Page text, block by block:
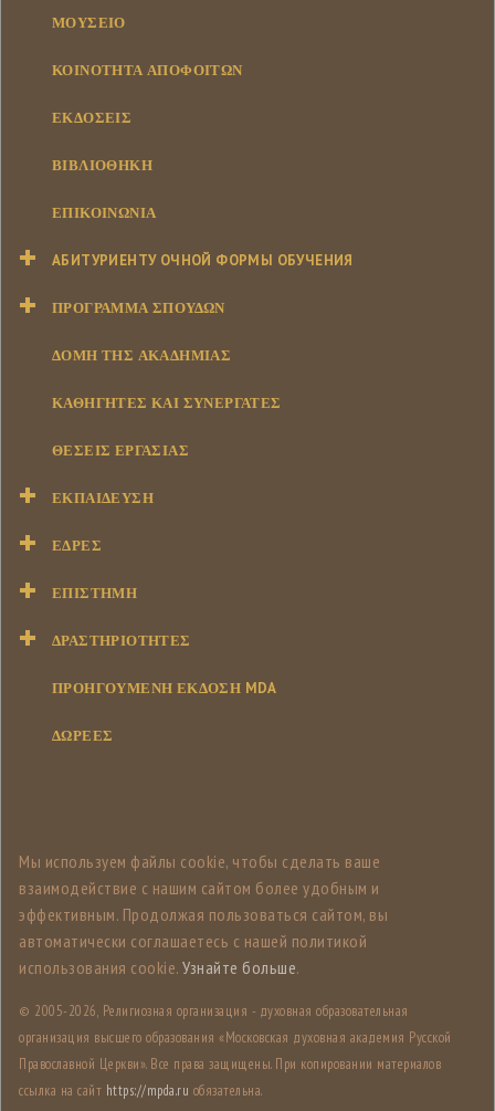
ΜΟΥΣΕΊΟ
ΚΟΙΝΌΤΗΤΑ ΑΠΟΦΟΊΤΩΝ
ΕΚΔΌΣΕΙΣ
ΒΙΒΛΙΟΘΉΚΗ
ΕΠΙΚΟΙΝΩΝΊΑ
АБИТУРИЕНТУ ОЧНОЙ ФОРМЫ ОБУЧЕНИЯ
ΠΡΌΓΡΑΜΜΑ ΣΠΟΥΔΏΝ
ΔΟΜΉ ΤΗΣ ΑΚΑΔΗΜΊΑΣ
ΚΑΘΗΓΗΤΈΣ ΚΑΙ ΣΥΝΕΡΓΆΤΕΣ
ΘΈΣΕΙΣ ΕΡΓΑΣΊΑΣ
ΕΚΠΑΊΔΕΥΣΗ
ΕΔΡΕΣ
ΕΠΙΣΤΉΜΗ
ΔΡΑΣΤΗΡΙΌΤΗΤΕΣ
ΠΡΟΗΓΟΥΜΕΝΗ ΕΚΔΟΣΗ MDA
ΔΩΡΕΕΣ
Мы используем файлы cookie, чтобы сделать ваше
взаимодействие с нашим сайтом более удобным и
эффективным. Продолжая пользоваться сайтом, вы
автоматически соглашаетесь с нашей политикой
использования cookie. Узнайте больше.
© 2005-2026, Религиозная организация - духовная образовательная
организация высшего образования «Московская духовная академия Русской
Православной Церкви». Все права защищены. При копировании материалов
ссылка на сайт https://mpda.ru обязательна.